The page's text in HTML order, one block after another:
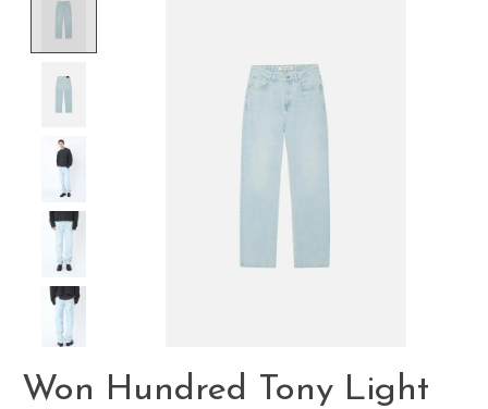
Won Hundred Tony Light